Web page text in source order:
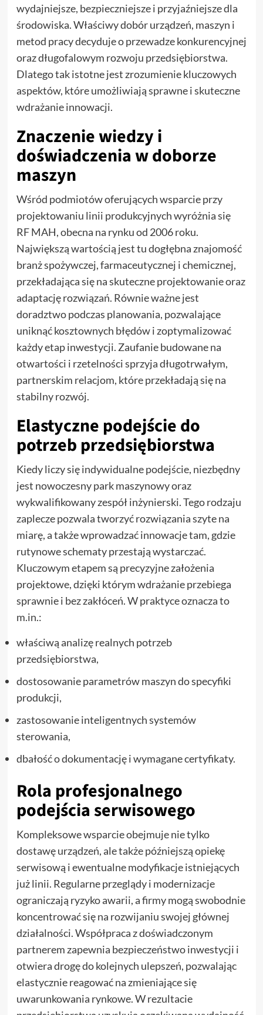
wydajniejsze, bezpieczniejsze i przyjaźniejsze dla
środowiska. Właściwy dobór urządzeń, maszyn i
metod pracy decyduje o przewadze konkurencyjnej
oraz długofalowym rozwoju przedsiębiorstwa.
Dlatego tak istotne jest zrozumienie kluczowych
aspektów, które umożliwiają sprawne i skuteczne
wdrażanie innowacji.
Znaczenie wiedzy i
doświadczenia w doborze
maszyn
Wśród podmiotów oferujących wsparcie przy
projektowaniu linii produkcyjnych wyróżnia się
RF MAH, obecna na rynku od 2006 roku.
Największą wartością jest tu dogłębna znajomość
branż spożywczej, farmaceutycznej i chemicznej,
przekładająca się na skuteczne projektowanie oraz
adaptację rozwiązań. Równie ważne jest
doradztwo podczas planowania, pozwalające
uniknąć kosztownych błędów i zoptymalizować
każdy etap inwestycji. Zaufanie budowane na
otwartości i rzetelności sprzyja długotrwałym,
partnerskim relacjom, które przekładają się na
stabilny rozwój.
Elastyczne podejście do
potrzeb przedsiębiorstwa
Kiedy liczy się indywidualne podejście, niezbędny
jest nowoczesny park maszynowy oraz
wykwalifikowany zespół inżynierski. Tego rodzaju
zaplecze pozwala tworzyć rozwiązania szyte na
miarę, a także wprowadzać innowacje tam, gdzie
rutynowe schematy przestają wystarczać.
Kluczowym etapem są precyzyjne założenia
projektowe, dzięki którym wdrażanie przebiega
sprawnie i bez zakłóceń. W praktyce oznacza to
m.in.:
właściwą analizę realnych potrzeb
przedsiębiorstwa,
dostosowanie parametrów maszyn do specyfiki
produkcji,
zastosowanie inteligentnych systemów
sterowania,
dbałość o dokumentację i wymagane certyfikaty.
Rola profesjonalnego
podejścia serwisowego
Kompleksowe wsparcie obejmuje nie tylko
dostawę urządzeń, ale także późniejszą opiekę
serwisową i ewentualne modyfikacje istniejących
już linii. Regularne przeglądy i modernizacje
ograniczają ryzyko awarii, a firmy mogą swobodnie
koncentrować się na rozwijaniu swojej głównej
działalności. Współpraca z doświadczonym
partnerem zapewnia bezpieczeństwo inwestycji i
otwiera drogę do kolejnych ulepszeń, pozwalając
elastycznie reagować na zmieniające się
uwarunkowania rynkowe. W rezultacie